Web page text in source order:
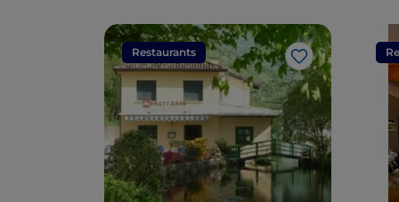
Restaurants
Like